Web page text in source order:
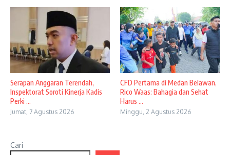
Serapan Anggaran Terendah,
Inspektorat Soroti Kinerja Kadis
Perki ...
Jumat, 7 Agustus 2026
CFD Pertama di Medan Belawan,
Rico Waas: Bahagia dan Sehat
Harus ...
Minggu, 2 Agustus 2026
Cari